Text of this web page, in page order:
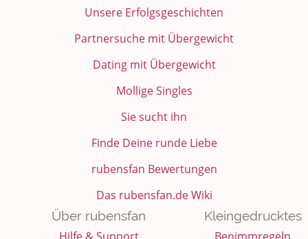
Unsere Erfolgsgeschichten
Partnersuche mit Übergewicht
Dating mit Übergewicht
Mollige Singles
Sie sucht ihn
Finde Deine runde Liebe
rubensfan Bewertungen
Das rubensfan.de Wiki
Über rubensfan
Kleingedrucktes